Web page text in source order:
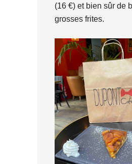
(16 €) et bien sûr de
grosses frites.